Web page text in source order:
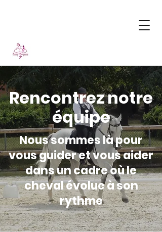
Rencontrez notre
équipe
Nous sommes là pour
vous guider et vous aider
dans un cadre où le
cheval évolue à son
rythme